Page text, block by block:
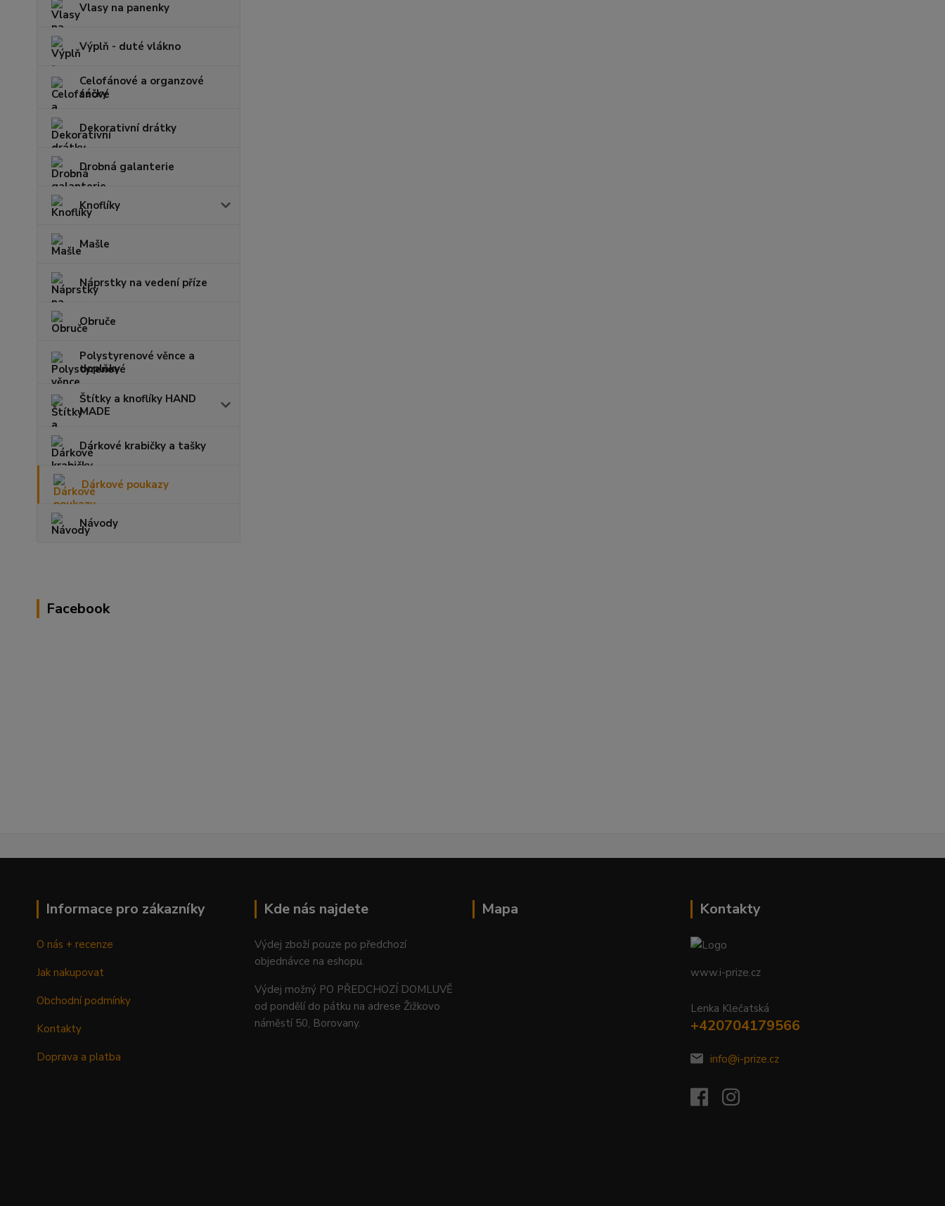
Vlasy na panenky
Výplň - duté vlákno
Celofánové a organzové
sáčky
Dekorativní drátky
Drobná galanterie
Knoflíky
Mašle
Náprstky na vedení příze
Obruče
Polystyrenové věnce a
doplňky
Štítky a knoflíky HAND
MADE
Dárkové krabičky a tašky
Dárkové poukazy
Návody
Facebook
Informace pro zákazníky
O nás + recenze
Jak nakupovat
Obchodní podmínky
Kontakty
Doprava a platba
Kde nás najdete
Výdej zboží pouze po předchozí
objednávce na eshopu.
Výdej možný PO PŘEDCHOZÍ DOMLUVĚ
od pondělí do pátku na adrese Žižkovo
náměstí 50, Borovany.
Mapa Kontakty
www.i-prize.cz
Lenka Klečatská
+420704179566
info@i-prize.cz